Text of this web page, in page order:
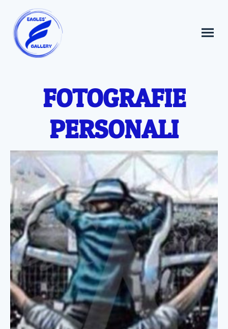
FOTOGRAFIE
PERSONALI